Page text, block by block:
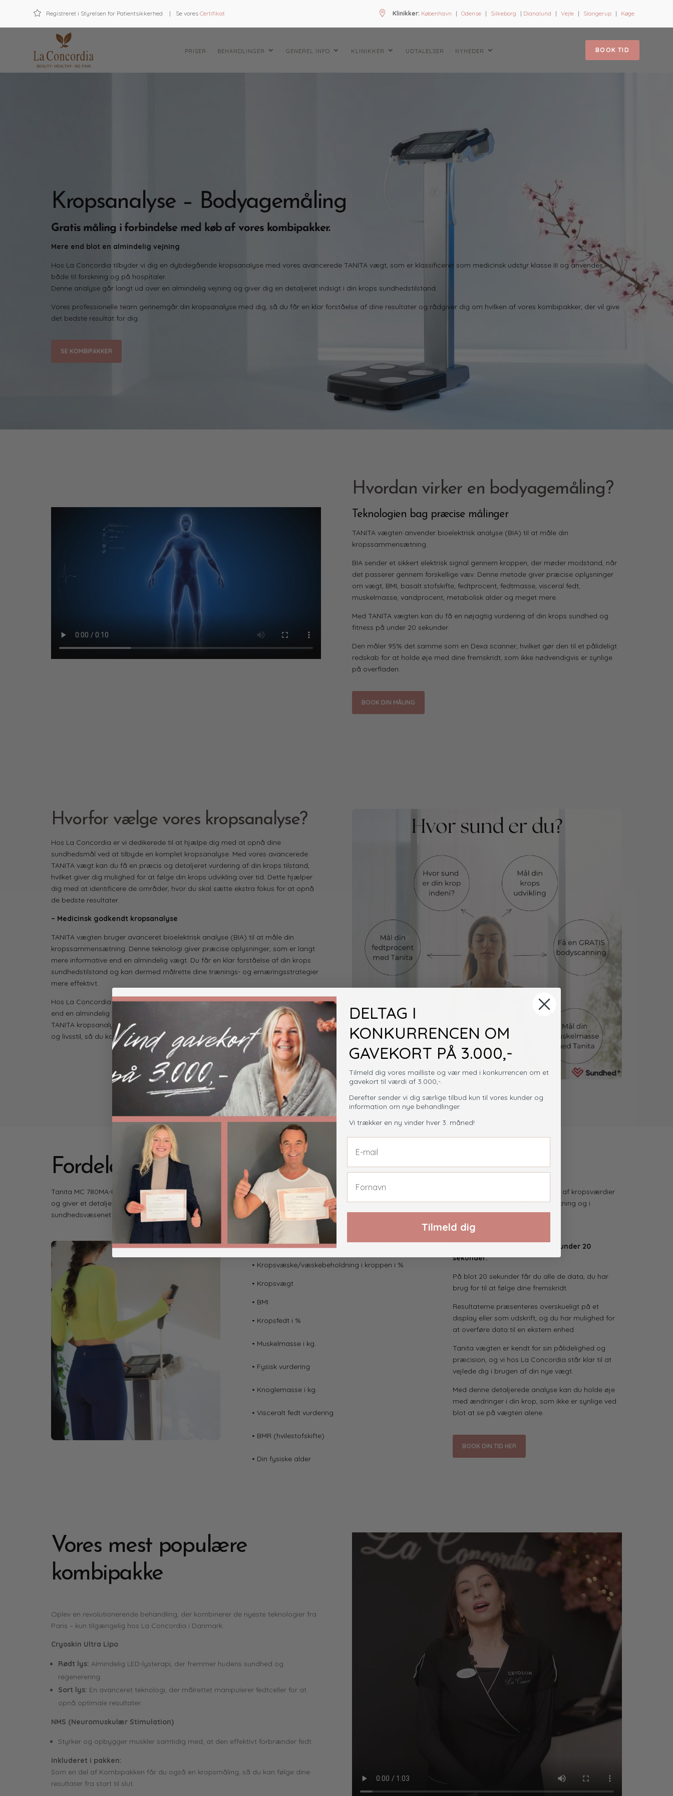
 Registreret i Styrelsen for Patientsikkerhed | Se vores Certifikat Klinikker: København | Odense | Silkeborg | Dianalund | Vejle | Slangerup | Køge
PRISER BEHANDLINGER GENEREL INFO KLINIKKER UDTALELSER NYHEDER BOOK TID
Kropsanalyse – Bodyagemåling
Gratis måling i forbindelse med køb af vores kombipakker.
Mere end blot en almindelig vejning
Hos La Concordia tilbyder vi dig en dybdegående kropsanalyse med vores avancerede TANITA vægt, som er klassificeret som medicinsk udstyr klasse III og anvendes
både til forskning og på hospitaler.
Denne analyse går langt ud over en almindelig vejning og giver dig en detaljeret indsigt i din krops sundhedstilstand.
Vores professionelle team gennemgår din kropsanalyse med dig, så du får en klar forståelse af dine resultater og rådgiver dig om hvilken af vores kombipakker, der vil give
det bedste resultat for dig.
SE KOMBIPAKKER
Hvordan virker en bodyagemåling?
Teknologien bag præcise målinger
TANITA vægten anvender bioelektrisk analyse (BIA) til at måle din
kropssammensætning.
BIA sender et sikkert elektrisk signal gennem kroppen, der møder modstand, når
det passerer gennem forskellige væv. Denne metode giver præcise oplysninger
om vægt, BMI, basalt stofskifte, fedtprocent, fedtmasse,visceral fedt,
muskelmasse, vandprocent, metabolisk alder og meget mere.
Med TANITA vægten kan du få en nøjagtig vurdering af din krops sundhed og
fitness på under 20 sekunder.
Den måler 95% det samme som en Dexa scanner, hvilket gør den til et pålideligt
redskab for at holde øje med dine fremskridt, som ikke nødvendigvis er synlige
på overfladen.
BOOK DIN MÅLING
Hvorfor vælge vores kropsanalyse?
Hos La Concordia er vi dedikerede til at hjælpe dig med at opnå dine
sundhedsmål ved at tilbyde en komplet kropsanalyse. Med vores avancerede
TANITA vægt kan du få en præcis og detaljeret vurdering af din krops tilstand,
hvilket giver dig mulighed for at følge din krops udvikling over tid. Dette hjælper
dig med at identificere de områder, hvor du skal sætte ekstra fokus for at opnå
de bedste resultater.
– Medicinsk godkendt kropsanalyse
TANITA vægten bruger avanceret bioelektrisk analyse (BIA) til at måle din
kropssammensætning. Denne teknologi giver præcise oplysninger, som er langt
mere informative end en almindelig vægt. Du får en klar forståelse af din krops
sundhedstilstand og kan dermed målrette dine trænings- og ernæringsstrategier
mere effektivt.
Hos La Concordia tager vi pulsen på din krops tilstand – til dig, der ønsker mere
end en almindelig vejning og status. Med vores professionelle vejledning og
TANITA kropsanalyse kan du træffe velinformerede beslutninger om din sundhed
og livsstil, så du kan skabe varige resultater og forbedre din sundhed.
Fordele ved måling med Tanita
Tanita MC 780MA-P er en af de mest populære multifrekvens kropsanalysevægte på markedet, som tillige
er medicinsk godkendt. Den måler en bred vifte af kropsværdier
og giver et detaljeret billede af din kropssammensætning. Denne vægt er medicinsk godkendt klasse III, hvilket betyder, at den kan anvendes bådetil forskning og i
sundhedsvæsenet på hospitaler.
Hvad kan en kropsanalyse bl.a. vise dig?
• Kropsvæske/væskebeholdning i kroppen i %
• Kropsvægt
• BMI
• Kropsfedt i %
• Muskelmasse i kg.
• Fysisk vurdering
• Knoglemasse i kg.
• Visceralt fedt vurdering
• BMR (hvilestofskifte)
• Din fysiske alder
Professionel kropsanalyse på under 20
sekunder:
På blot 20 sekunder får du alle de data, du har
brug for til at følge dine fremskridt.
Resultaterne præsenteres overskueligt på et
display eller som udskrift, og du har mulighed for
at overføre data til en ekstern enhed.
Tanita vægten er kendt for sin pålidelighed og
præcision, og vi hos La Concordia står klar til at
vejlede dig i brugen af din nye vægt.
Med denne detaljerede analyse kan du holde øje
med ændringer i din krop, som ikke er synlige ved
blot at se på vægten alene.
BOOK DIN TID HER
Vores mest populære
kombipakke
Oplev en revolutionerende behandling, der kombinerer de nyeste teknologier fra
Paris – kun tilgængelig hos La Concordia i Danmark.
Cryoskin Ultra Lipo
Rødt lys: Almindelig LED-lysterapi, der fremmer hudens sundhed og
regenerering.
Sort lys: En avanceret teknologi, der målrettet manipulerer fedtceller for at
opnå optimale resultater.
NMS (Neuromuskulær Stimulation)
Styrker og opbygger muskler samtidig med, at den effektivt forbrænder fedt.
Inkluderet i pakken:
Som en del af Kombipakken får du også en kropsmåling, så du kan følge dine
resultater fra start til slut.
DELTAG I
KONKURRENCEN OM
GAVEKORT PÅ 3.000,-
Tilmeld dig vores mailliste og vær med i konkurrencen om et
gavekort til værdi af 3.000,-.
Derefter sender vi dig særlige tilbud kun til vores kunder og
information om nye behandlinger.
Vi trækker en ny vinder hver 3. måned!
Tilmeld dig